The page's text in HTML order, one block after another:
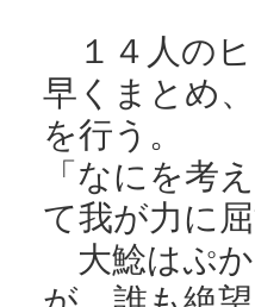
１４人のヒ
早くまとめ
を行う。
「なにを考
て我が力に
大鯰はぷか